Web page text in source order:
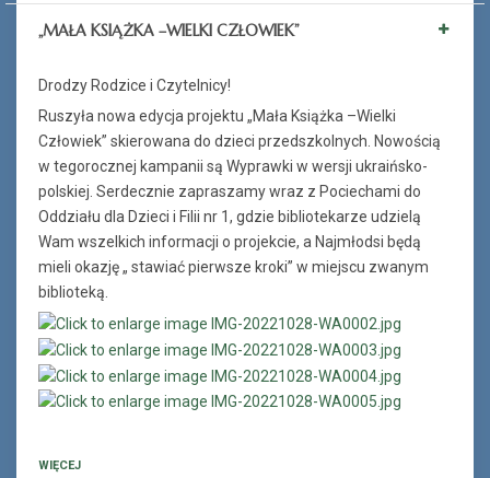
„MAŁA KSIĄŻKA –WIELKI CZŁOWIEK”
Drodzy Rodzice i Czytelnicy!
Ruszyła nowa edycja projektu „Mała Książka –Wielki
Człowiek” skierowana do dzieci przedszkolnych. Nowością
w tegorocznej kampanii są Wyprawki w wersji ukraińsko-
polskiej. Serdecznie zapraszamy wraz z Pociechami do
Oddziału dla Dzieci i Filii nr 1, gdzie bibliotekarze udzielą
Wam wszelkich informacji o projekcie, a Najmłodsi będą
mieli okazję „ stawiać pierwsze kroki” w miejscu zwanym
biblioteką.
WIĘCEJ